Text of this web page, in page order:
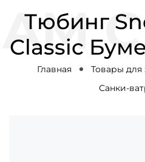
Тюбинг
Classic
Главная
Товары для
Санки-